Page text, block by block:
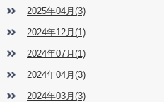
2025年04月(3)
2024年12月(1)
2024年07月(1)
2024年04月(3)
2024年03月(3)